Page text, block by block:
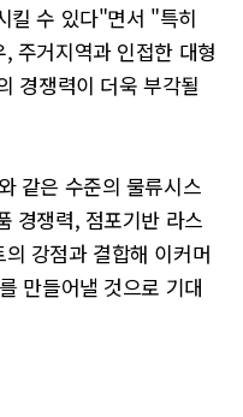
킬 수 있다"면서 "특히
주거지역과 인접한 대형
경쟁력이 더욱 부각될
같은 수준의 물류시스
경쟁력, 점포기반 라스
강점과 결합해 이커머
만들어낼 것으로 기대